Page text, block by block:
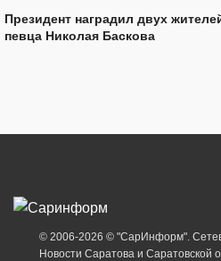
Президент наградил двух
певца Николая Баскова
© 2006-2026 © "СарИнформ".
Новости Саратова и Саратовской